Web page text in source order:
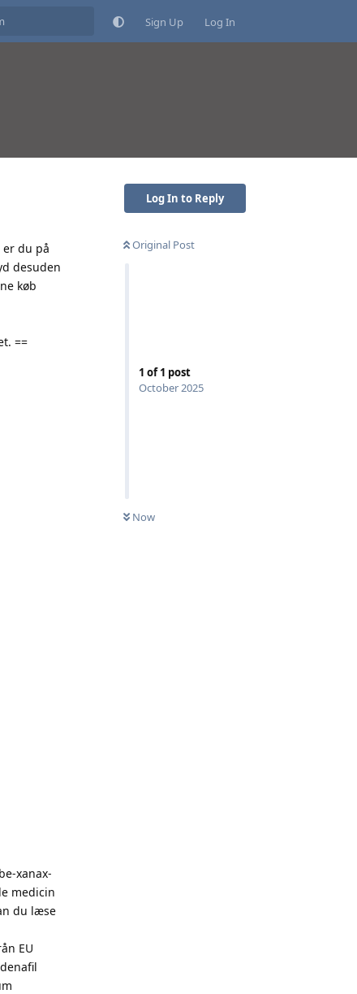
Sign Up Log In
Log In to Reply
Original Post
1 of1 post
October 2025
Now
du på
desuden
køb
==
xanax-
medicin
du læse
EU